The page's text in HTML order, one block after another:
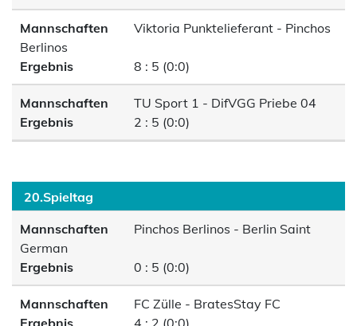
Mannschaften
Viktoria Punktelieferant - Pinchos
Berlinos
Ergebnis
8 : 5 (0:0)
Mannschaften
TU Sport 1 - DifVGG Priebe 04
Ergebnis
2 : 5 (0:0)
20.Spieltag
Mannschaften
Pinchos Berlinos - Berlin Saint
German
Ergebnis
0 : 5 (0:0)
Mannschaften
FC Zülle - BratesStay FC
Ergebnis
4 : 2 (0:0)